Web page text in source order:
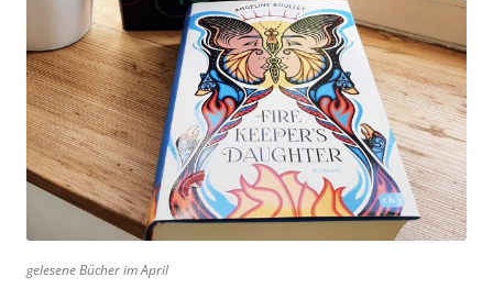
gelesene Bücher im April